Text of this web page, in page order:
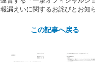
漏えいに関するお詫びとお知
この記事へ戻る